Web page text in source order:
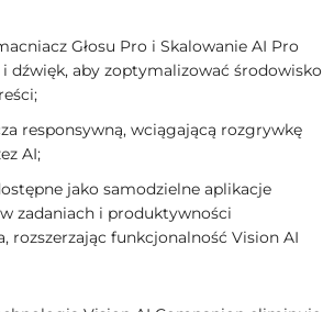
Głosu Pro i Skalowanie AI Pro
dźwięk, aby zoptymalizować środowisko
responsywną, wciągającą rozgrywkę
AI;
jako samodzielne aplikacje
zadaniach i produktywności
rozszerzając funkcjonalność Vision AI